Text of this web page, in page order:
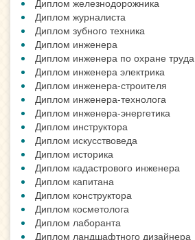
Диплом железнодорожника
Диплом журналиста
Диплом зубного техника
Диплом инженера
Диплом инженера по охране труда
Диплом инженера электрика
Диплом инженера-строителя
Диплом инженера-технолога
Диплом инженера-энергетика
Диплом инструктора
Диплом искусствоведа
Диплом историка
Диплом кадастрового инженера
Диплом капитана
Диплом конструктора
Диплом косметолога
Диплом лаборанта
Диплом ландшафтного дизайнера